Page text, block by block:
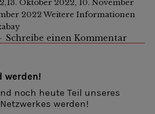
Oktober 2022, 10. November
2022 Weitere Informationen
Schreibe einen Kommentar
werden!
noch heute Teil unseres
werden!